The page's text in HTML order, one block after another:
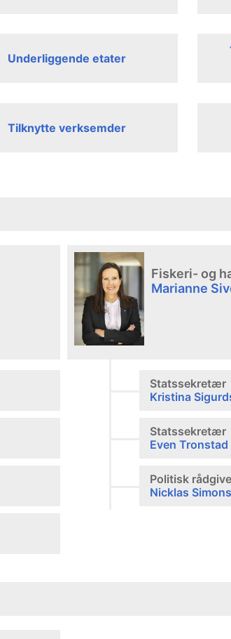
Underliggende etater
Tilknytte verksemder
Fiskeri- og
Marianne
Statssekretær
Kristina
Statssekretær
Even
Politisk
Nicklas